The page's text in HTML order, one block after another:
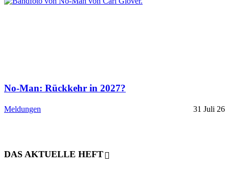
No-Man: Rückkehr in 2027?
Meldungen 31 Juli 26
DAS AKTUELLE HEFT